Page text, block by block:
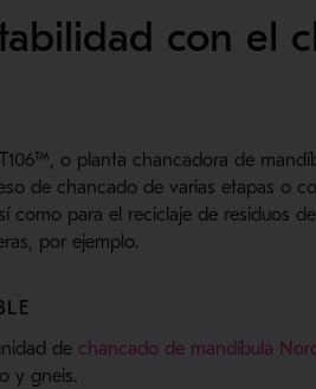
con el
o planta chancadora de
de chancado de varias etapas o
como para el reciclaje de residuos
por ejemplo.
de chancado de mandíbula
y gneis.